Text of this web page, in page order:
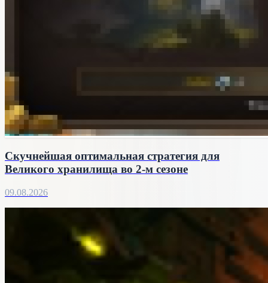
Скучнейшая оптимальная стратегия для
Великого хранилища во 2-м сезоне
09.08.2026